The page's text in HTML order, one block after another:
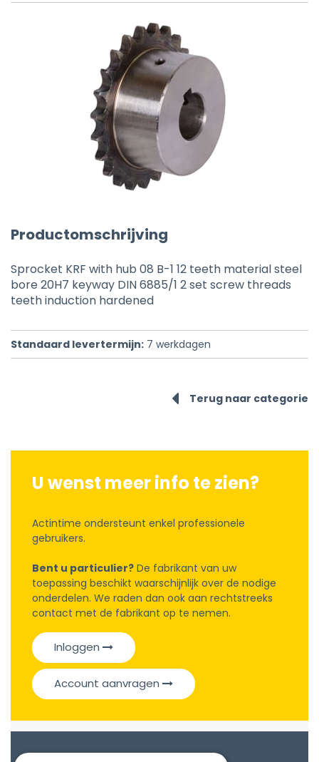
Productomschrijving
Sprocket KRF with hub 08 B-1 12 teeth material steel
bore 20H7 keyway DIN 6885/1 2 set screw threads
teeth induction hardened
Standaard levertermijn: 7 werkdagen
Terug naar categorie
U wenst meer info te zien?
Actintime ondersteunt enkel professionele
gebruikers.
Bent u particulier? De fabrikant van uw
toepassing beschikt waarschijnlijk over de nodige
onderdelen. We raden dan ook aan rechtstreeks
contact met de fabrikant op te nemen.
Inloggen
Account aanvragen